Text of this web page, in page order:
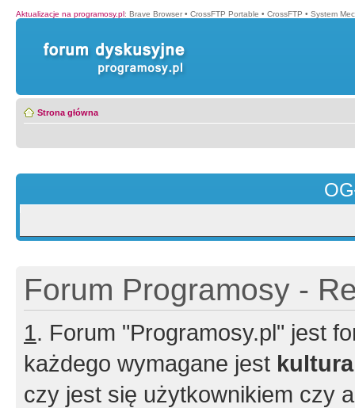
Aktualizacje na programosy.pl: Brave Browser • CrossFTP Portable • CrossFTP • System
Strona główna
Forum Programosy -
1. Forum "Programosy.pl" jest
każdego wymagane jest
czy jest się użytkownikiem czy